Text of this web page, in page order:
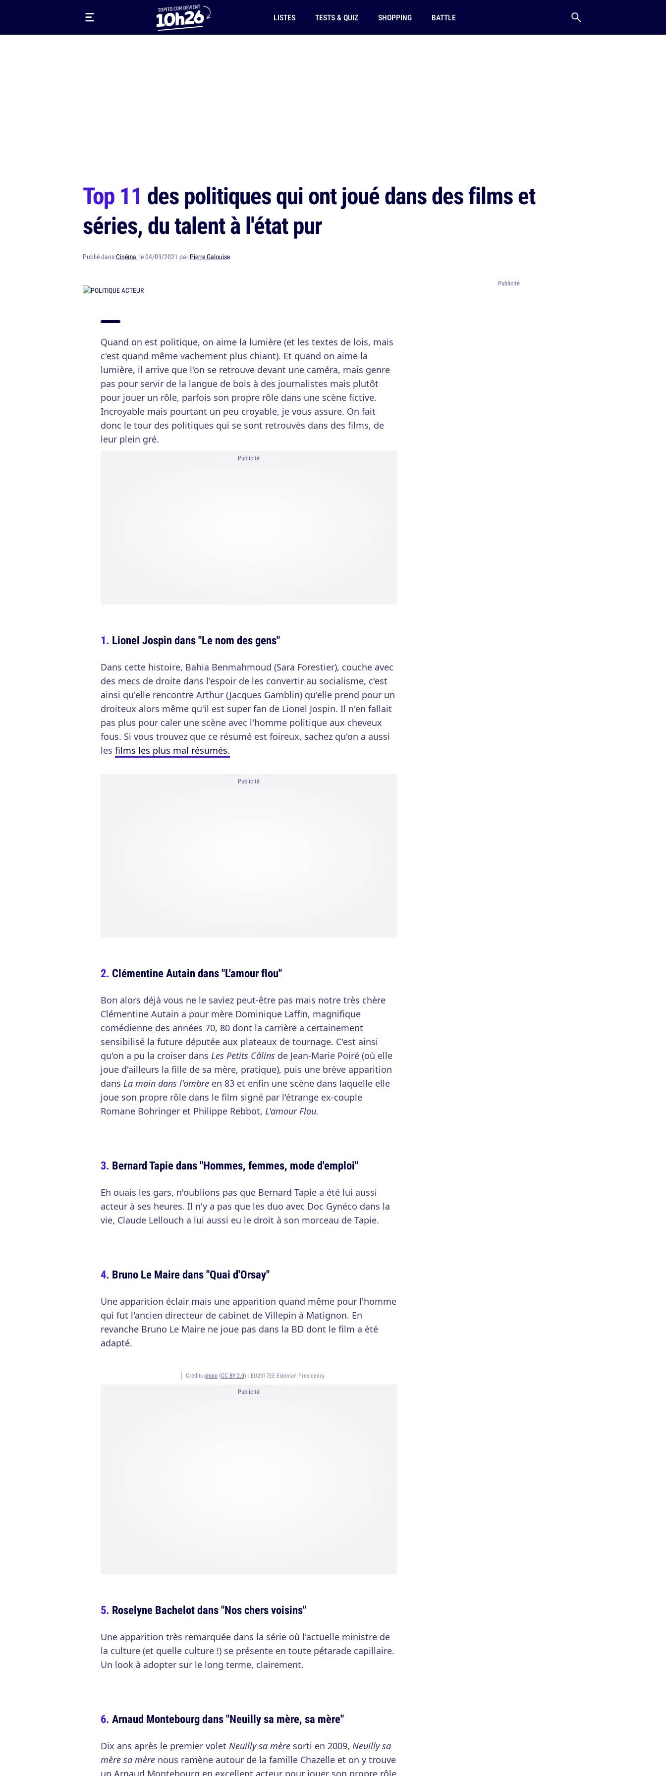
LISTES TESTS & QUIZ SHOPPING BATTLE
Top 11 des politiques qui ont joué dans des films et
séries, du talent à l'état pur
Publié dansCinéma, le 04/03/2021 par Pierre Galouise
Quand on est politique, on aime la lumière (et les textes de lois, mais
c'est quand même vachement plus chiant). Et quand on aime la
lumière, il arrive que l'on se retrouve devant une caméra, mais genre
pas pour servir de la langue de bois à des journalistes mais plutôt
pour jouer un rôle, parfois son propre rôle dans une scène fictive.
Incroyable mais pourtant un peu croyable, je vous assure. On fait
donc le tour des politiques qui se sont retrouvés dans des films, de
leur plein gré.
Publicité
Lionel Jospin dans "Le nom des gens"
Dans cette histoire, Bahia Benmahmoud (Sara Forestier), couche avec
des mecs de droite dans l'espoir de les convertir au socialisme, c'est
ainsi qu'elle rencontre Arthur (Jacques Gamblin) qu'elle prend pour un
droiteux alors même qu'il est super fan de Lionel Jospin. Il n'en fallait
pas plus pour caler une scène avec l'homme politique aux cheveux
fous. Si vous trouvez que ce résumé est foireux, sachez qu'on a aussi
les films les plus mal résumés.
Publicité
Clémentine Autain dans "L'amour flou"
Bon alors déjà vous ne le saviez peut-être pas mais notre très chère
Clémentine Autain a pour mère Dominique Laffin, magnifique
comédienne des années 70, 80 dont la carrière a certainement
sensibilisé la future députée aux plateaux de tournage. C'est ainsi
qu'on a pu la croiser dans Les Petits Câlins de Jean-Marie Poiré (où elle
joue d'ailleurs la fille de sa mère, pratique), puis une brève apparition
dans La main dans l'ombre en 83 et enfin une scène dans laquelle elle
joue son propre rôle dans le film signé par l'étrange ex-couple
Romane Bohringer et Philippe Rebbot, L'amour Flou.
Bernard Tapie dans "Hommes, femmes, mode d'emploi"
Eh ouais les gars, n'oublions pas que Bernard Tapie a été lui aussi
acteur à ses heures. Il n'y a pas que les duo avec Doc Gynéco dans la
vie, Claude Lellouch a lui aussi eu le droit à son morceau de Tapie.
Bruno Le Maire dans "Quai d'Orsay"
Une apparition éclair mais une apparition quand même pour l'homme
qui fut l'ancien directeur de cabinet de Villepin à Matignon. En
revanche Bruno Le Maire ne joue pas dans la BD dont le film a été
adapté.
Crédits photo (CC BY 2.0) : EU2017EE Estonian Presidency
Publicité
Roselyne Bachelot dans "Nos chers voisins"
Une apparition très remarquée dans la série où l'actuelle ministre de
la culture (et quelle culture !) se présente en toute pétarade capillaire.
Un look à adopter sur le long terme, clairement.
Arnaud Montebourg dans "Neuilly sa mère, sa mère"
Dix ans après le premier volet Neuilly sa mère sorti en 2009, Neuilly sa
mère sa mère nous ramène autour de la famille Chazelle et on y trouve
un Arnaud Montebourg en excellent acteur pour jouer son propre rôle